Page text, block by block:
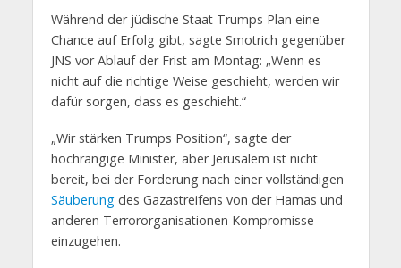
Während der jüdische Staat Trumps Plan eine
Chance auf Erfolg gibt, sagte Smotrich gegenüber
JNS vor Ablauf der Frist am Montag: „Wenn es
nicht auf die richtige Weise geschieht, werden wir
dafür sorgen, dass es geschieht.“
„Wir stärken Trumps Position“, sagte der
hochrangige Minister, aber Jerusalem ist nicht
bereit, bei der Forderung nach einer vollständigen
Säuberungdes Gazastreifens von der Hamas und
anderen Terrororganisationen Kompromisse
einzugehen.